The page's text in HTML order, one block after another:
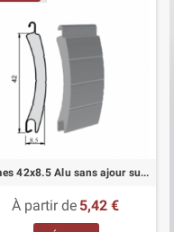
Lames 42x8.5 Alu sans ajour sur mesure pour volets roulant
À partir de 5,42 €